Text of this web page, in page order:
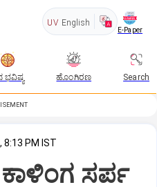
UV English
E-Paper
ಭವಿಷ್ಯ ಹೊಂಗಿರಣ Search
8:13 PM IST
ಸರ್ಪ